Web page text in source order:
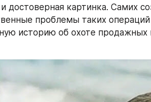
достоверная картинка. Самих
проблемы таких
историю об охоте продажных